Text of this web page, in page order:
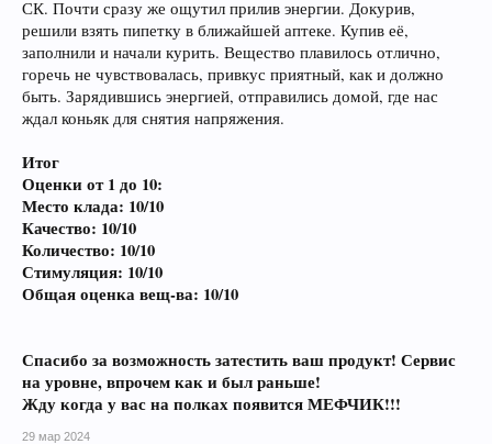
СК. Почти сразу же ощутил прилив энергии. Докурив,
решили взять пипетку в ближайшей аптеке. Купив её,
заполнили и начали курить. Вещество плавилось отлично,
горечь не чувствовалась, привкус приятный, как и должно
быть. Зарядившись энергией, отправились домой, где нас
ждал коньяк для снятия напряжения.
Итог
Оценки от 1 до 10:
Место клада: 10/10
Качество: 10/10
Количество: 10/10
Стимуляция: 10/10
Общая оценка вещ-ва: 10/10
Спасибо за возможность затестить ваш продукт! Сервис
на уровне, впрочем как и был раньше!
Жду когда у вас на полках появится МЕФЧИК!!!
29 мар 2024